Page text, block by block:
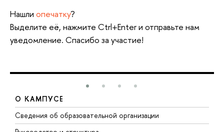
Нашли опечатку?
Выделите её, нажмите Ctrl+Enter и отправьте нам
уведомление. Спасибо за участие!
О КАМПУСЕ
Сведения об образовательной организации